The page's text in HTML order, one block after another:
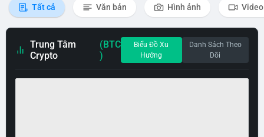
Tất cả Văn bản Hình ảnh Video
Trung Tâm
Crypto
(BTC
)
Biểu Đồ Xu
Hướng
Danh Sách Theo
Dõi